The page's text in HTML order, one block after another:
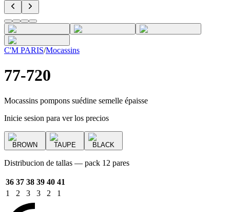
C'M PARIS/Mocassins
77-720
Mocassins pompons suédine semelle épaisse
Inicie sesion para ver los precios
BROWN TAUPE BLACK
Distribucion de tallas — pack 12 pares
36 37 38 39 40 41
1
2 3 3 2 1